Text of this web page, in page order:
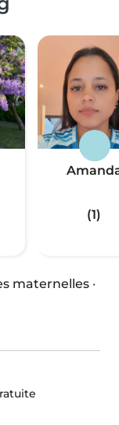
(1)
maternelles ·